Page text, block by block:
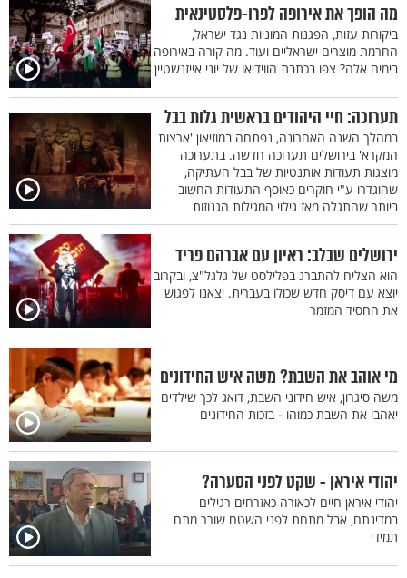
מה הופך את אירופה לפרו-פלסטינאית
ביקורות עזות, הפגנות המוניות נגד ישראל,
החרמת מוצרים ישראליים ועוד. מה קורה באירופה
בימים אלה? צפו בכתבת הווידיאו של יוני אייזנשטיין
תערוכה: חיי היהודים בראשית גלות בבל
במהלך השנה האחרונה, נפתחה במוזיאון 'ארצות
המקרא' בירושלים תערוכה חדשה. בתערוכה
מוצגות תעודות אותנטיות של בבל העתיקה,
שהוגדרו ע"י חוקרים כאוסף התעודות החשוב
ביותר שהתגלה מאז גילוי המגילות הגנוזות
ירושלים שבלב: ראיון עם אברהם פריד
הוא הצליח להתברג בפלילסט של גלגל"צ, ובקרוב
יוצא עם דיסק חדש שכולו בעברית. יצאנו לפגוש
את החסיד המזמר
מי אוהב את השבת? משה איש החידונים
משה סיגרון, איש חידוני השבת, דואג לכך שילדים
יאהבו את השבת כמוהו - בזכות החידונים
יהודי איראן - שקט לפני הסערה?
יהודי איראן חיים לכאורה כאזרחים רגילים
במדינתם, אבל מתחת לפני השטח שורר מתח
תמידי